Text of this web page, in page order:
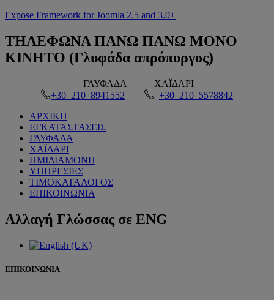
Expose Framework for Joomla 2.5 and 3.0+
ΤΗΛΕΦΩΝΑ ΠΑΝΩ ΠΑΝΩ ΜΟΝΟ
ΚΙΝΗΤΟ (Γλυφάδα απρόπυργος)
ΓΛΥΦΑΔΑ ΧΑΪΔΑΡΙ
+30 210 8941552 +30 210 5578842
ΑΡΧΙΚΗ
ΕΓΚΑΤΑΣΤΑΣΕΙΣ
ΓΛΥΦΑΔΑ
ΧΑΪΔΑΡΙ
ΗΜΙΔΙΑΜΟΝΗ
ΥΠΗΡΕΣΙΕΣ
ΤΙΜΟΚΑΤΑΛΟΓΟΣ
ΕΠΙΚΟΙΝΩΝΙΑ
Αλλαγή Γλώσσας σε ENG
ΕΠΙΚΟΙΝΩΝΙΑ